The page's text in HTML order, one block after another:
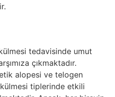
tedavisinde umut
çıkmaktadır.
alopesi ve telogen
tiplerinde etkili